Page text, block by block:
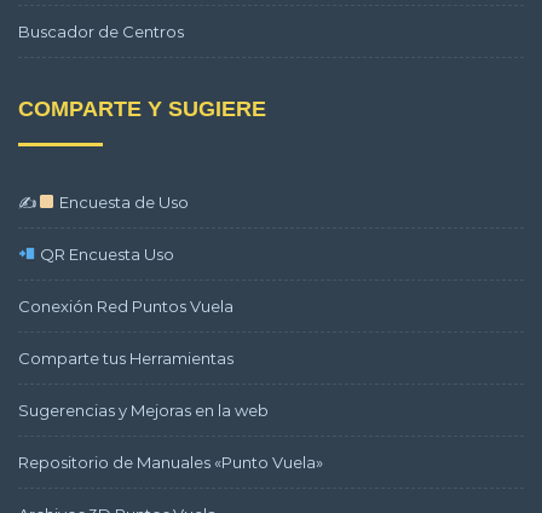
Buscador de Centros
COMPARTE Y SUGIERE
✍ Encuesta de Uso
QR Encuesta Uso
Conexión Red Puntos Vuela
Comparte tus Herramientas
Sugerencias y Mejoras en la web
Repositorio de Manuales «Punto Vuela»